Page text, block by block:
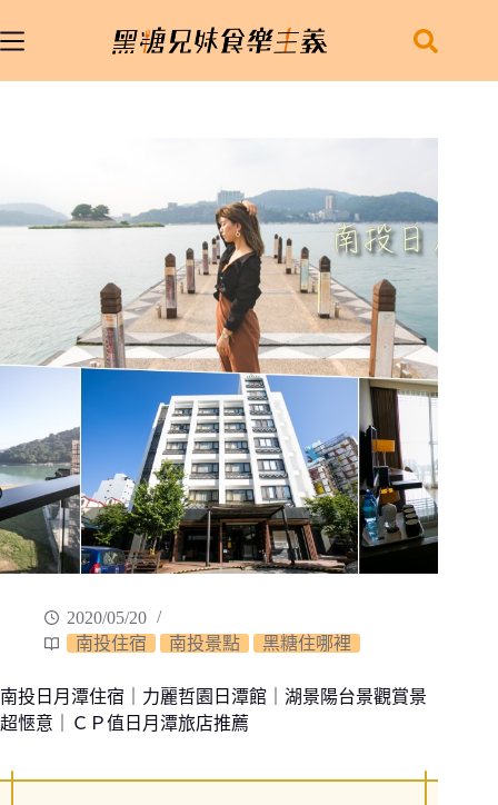
至
2020/05/20
南投住宿
南投景點 黑糖住哪裡
南投日月潭住宿｜力麗哲園日潭館｜湖景陽台景觀賞景
超愜意｜ＣＰ值日月潭旅店推薦